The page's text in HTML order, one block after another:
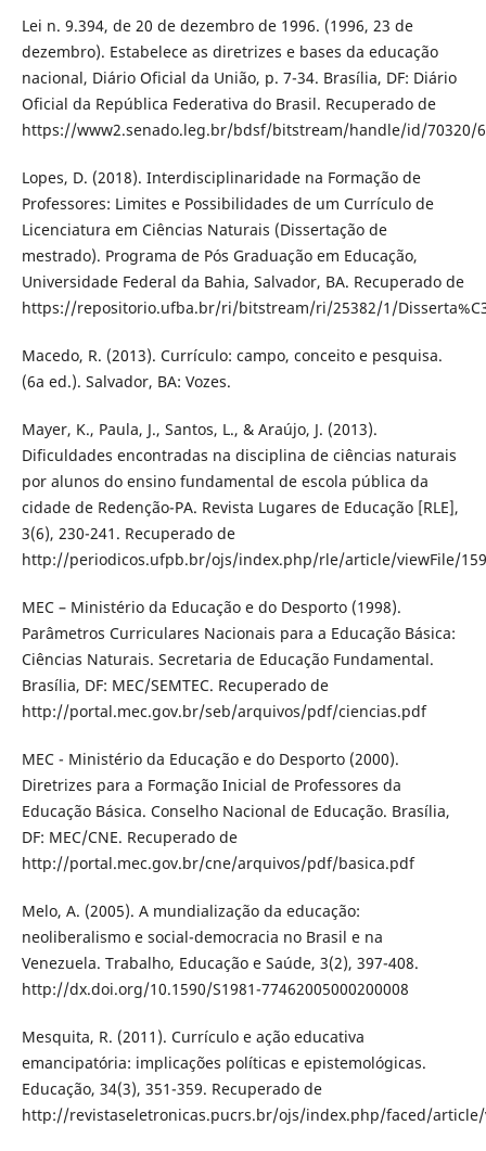
Lei n. 9.394, de 20 de dezembro de 1996. (1996, 23 de
dezembro). Estabelece as diretrizes e bases da educação
nacional, Diário Oficial da União, p. 7-34. Brasília, DF: Diário
Oficial da República Federativa do Brasil. Recuperado de
https://www2.senado.leg.br/bdsf/bitstream/handle/id/70320/
Lopes, D. (2018). Interdisciplinaridade na Formação de
Professores: Limites e Possibilidades de um Currículo de
Licenciatura em Ciências Naturais (Dissertação de
mestrado). Programa de Pós Graduação em Educação,
Universidade Federal da Bahia, Salvador, BA. Recuperado de
https://repositorio.ufba.br/ri/bitstream/ri/25382/1/
Macedo, R. (2013). Currículo: campo, conceito e pesquisa.
(6a ed.). Salvador, BA: Vozes.
Mayer, K., Paula, J., Santos, L., & Araújo, J. (2013).
Dificuldades encontradas na disciplina de ciências naturais
por alunos do ensino fundamental de escola pública da
cidade de Redenção-PA. Revista Lugares de Educação [RLE],
3(6), 230-241. Recuperado de
http://periodicos.ufpb.br/ojs/index.php/rle/article/viewFile/
MEC – Ministério da Educação e do Desporto (1998).
Parâmetros Curriculares Nacionais para a Educação Básica:
Ciências Naturais. Secretaria de Educação Fundamental.
Brasília, DF: MEC/SEMTEC. Recuperado de
http://portal.mec.gov.br/seb/arquivos/pdf/ciencias.pdf
MEC - Ministério da Educação e do Desporto (2000).
Diretrizes para a Formação Inicial de Professores da
Educação Básica. Conselho Nacional de Educação. Brasília,
DF: MEC/CNE. Recuperado de
http://portal.mec.gov.br/cne/arquivos/pdf/basica.pdf
Melo, A. (2005). A mundialização da educação:
neoliberalismo e social-democracia no Brasil e na
Venezuela. Trabalho, Educação e Saúde, 3(2), 397-408.
http://dx.doi.org/10.1590/S1981-77462005000200008
Mesquita, R. (2011). Currículo e ação educativa
emancipatória: implicações políticas e epistemológicas.
Educação, 34(3), 351-359. Recuperado de
http://revistaseletronicas.pucrs.br/ojs/index.php/faced/